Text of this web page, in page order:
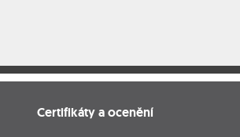
Certifikáty a ocenění